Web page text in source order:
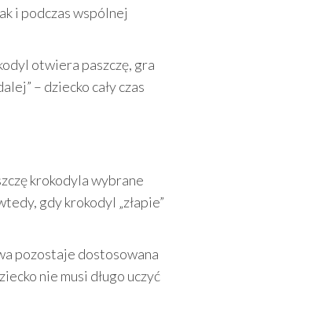
i podczas wspólnej
otwiera paszczę, gra
– dziecko cały czas
krokodyla wybrane
gdy krokodyl „złapie”
pozostaje dostosowana
nie musi długo uczyć